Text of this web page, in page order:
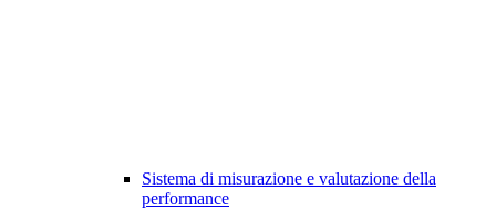
Sistema di misurazione e valutazione della
performance